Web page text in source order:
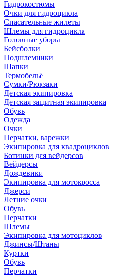
Гидрокостюмы
Очки для гидроцикла
Спасательные жилеты
Шлемы для гидроцикла
Головные уборы
Бейсболки
Подшлемники
Шапки
Термобельё
Сумки/Рюкзаки
Детская экипировка
Детская защитная экипировка
Обувь
Одежда
Очки
Перчатки, варежки
Экипировка для квадроциклов
Ботинки для вейдерсов
Вейдерсы
Дождевики
Экипировка для мотокросса
Джерси
Летние очки
Обувь
Перчатки
Шлемы
Экипировка для мотоциклов
Джинсы/Штаны
Куртки
Обувь
Перчатки